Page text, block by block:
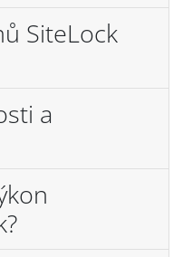
SiteLock
a